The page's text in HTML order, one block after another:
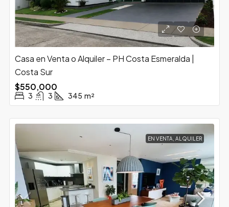
Casa en Venta o Alquiler – PH Costa Esmeralda |
Costa Sur
$550,000
3 3 345 m²
EN VENTA, ALQUILER